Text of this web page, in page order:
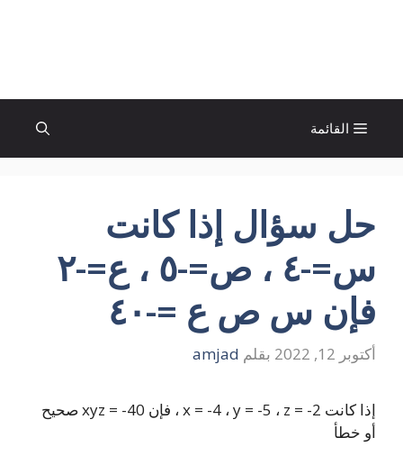
القائمة
حل سؤال إذا كانت
س=-٤ ، ص=-٥ ، ع=-٢
فإن س ص ع =-٤٠
أكتوبر 12, 2022 بقلم amjad
إذا كانت x = -4 ، y = -5 ، z = -2 ، فإن xyz = -40 صحيح
أو خطأ